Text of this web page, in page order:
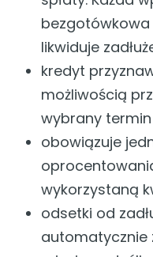
bezgotówkowa
likwiduje
kredyt
możliwością
wybrany termin
obowiązuje
wykorzystaną
odsetki od
automatycznie